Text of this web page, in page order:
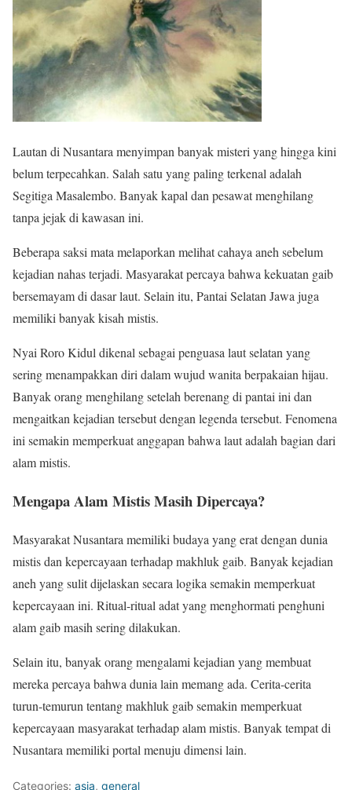
Lautan di Nusantara menyimpan banyak misteri yang hingga kini
belum terpecahkan. Salah satu yang paling terkenal adalah
Segitiga Masalembo. Banyak kapal dan pesawat menghilang
tanpa jejak di kawasan ini.
Beberapa saksi mata melaporkan melihat cahaya aneh sebelum
kejadian nahas terjadi. Masyarakat percaya bahwa kekuatan gaib
bersemayam di dasar laut. Selain itu, Pantai Selatan Jawa juga
memiliki banyak kisah mistis.
Nyai Roro Kidul dikenal sebagai penguasa laut selatan yang
sering menampakkan diri dalam wujud wanita berpakaian hijau.
Banyak orang menghilang setelah berenang di pantai ini dan
mengaitkan kejadian tersebut dengan legenda tersebut. Fenomena
ini semakin memperkuat anggapan bahwa laut adalah bagian dari
alam mistis.
Mengapa Alam Mistis Masih Dipercaya?
Masyarakat Nusantara memiliki budaya yang erat dengan dunia
mistis dan kepercayaan terhadap makhluk gaib. Banyak kejadian
aneh yang sulit dijelaskan secara logika semakin memperkuat
kepercayaan ini. Ritual-ritual adat yang menghormati penghuni
alam gaib masih sering dilakukan.
Selain itu, banyak orang mengalami kejadian yang membuat
mereka percaya bahwa dunia lain memang ada. Cerita-cerita
turun-temurun tentang makhluk gaib semakin memperkuat
kepercayaan masyarakat terhadap alam mistis. Banyak tempat di
Nusantara memiliki portal menuju dimensi lain.
Categories: asia, general